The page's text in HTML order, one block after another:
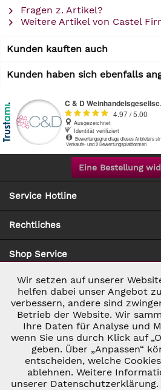
Fragen z. Artikel?
Weitere Artikel von Castel
Kunden kauften auch
Kunden haben sich ebenfalls
Eine Bestellung
Service Hotline
Rechtliches
Shop Service
Zahlung & Versand
* ALLE PREISE INKL. GESETZL.
VERSANDKOSTEN UND GGF.
Notwendig
Marketing
Tracking
Wir setzen auf unserer
helfen dabei unser Angebot
verbessern, andere sind
Betrieb der Website. Wir
Ihre Daten für Analyse und
wenn Sie uns durch Klick auf
geben. Über „Anpassen“
entscheiden, welche
ablehnen. Weitere
unserer